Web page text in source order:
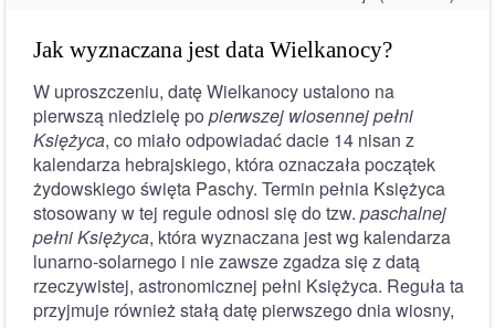
Jak wyznaczana jest data Wielkanocy?
W uproszczeniu, datę Wielkanocy ustalono na
pierwszą niedzielę po pierwszej wiosennej pełni
Księżyca, co miało odpowiadać dacie 14 nisan z
kalendarza hebrajskiego, która oznaczała początek
żydowskiego święta Paschy. Termin pełnia Księżyca
stosowany w tej regule odnosi się do tzw. paschalnej
pełni Księżyca, która wyznaczana jest wg kalendarza
lunarno-solarnego i nie zawsze zgadza się z datą
rzeczywistej, astronomicznej pełni Księżyca. Reguła ta
przyjmuje również stałą datę pierwszego dnia wiosny,